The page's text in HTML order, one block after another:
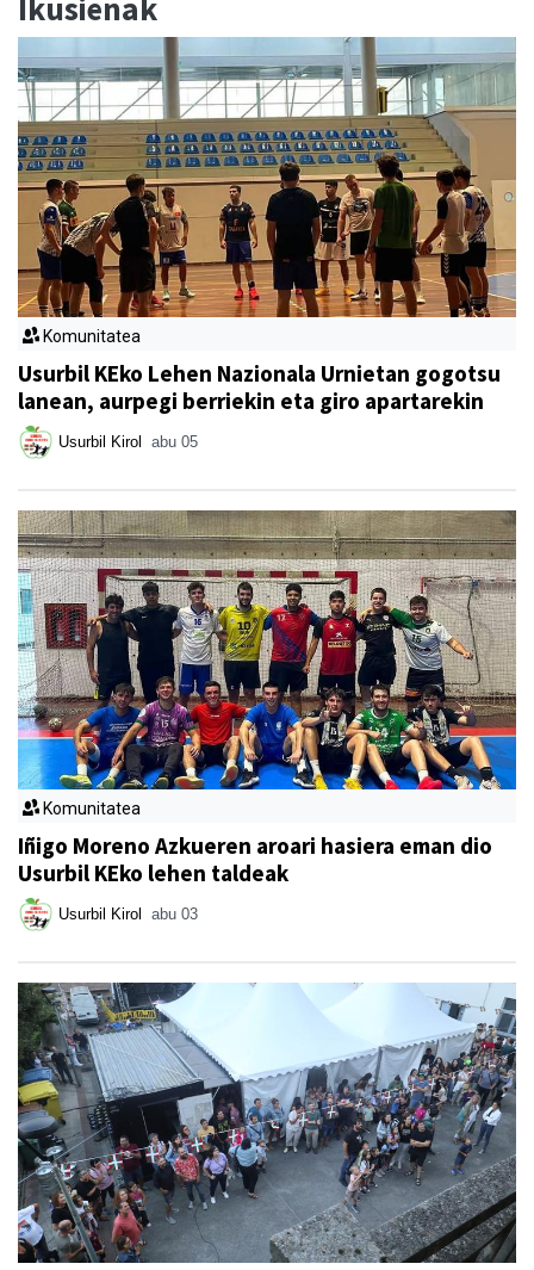
Komunitatea
Usurbil KEko Lehen Nazionala Urnietan gogotsu
lanean, aurpegi berriekin eta giro apartarekin
Usurbil Kirol abu 05
Komunitatea
Iñigo Moreno Azkueren aroari hasiera eman dio
Usurbil KEko lehen taldeak
Usurbil Kirol abu 03